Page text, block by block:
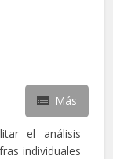
Más
el análisis
individuales